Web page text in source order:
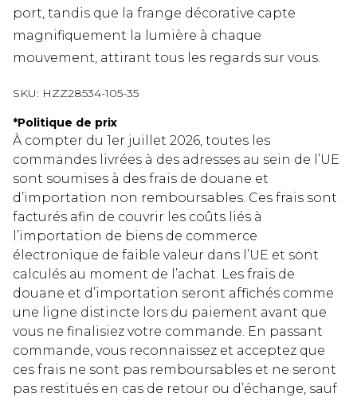
port, tandis que la frange décorative capte
magnifiquement la lumière à chaque
mouvement, attirant tous les regards sur vous.
SKU: HZZ28534-105-35
*Politique de prix
À compter du 1er juillet 2026, toutes les
commandes livrées à des adresses au sein de l’UE
sont soumises à des frais de douane et
d’importation non remboursables. Ces frais sont
facturés afin de couvrir les coûts liés à
l’importation de biens de commerce
électronique de faible valeur dans l’UE et sont
calculés au moment de l’achat. Les frais de
douane et d’importation seront affichés comme
une ligne distincte lors du paiement avant que
vous ne finalisiez votre commande. En passant
commande, vous reconnaissez et acceptez que
ces frais ne sont pas remboursables et ne seront
pas restitués en cas de retour ou d’échange, sauf